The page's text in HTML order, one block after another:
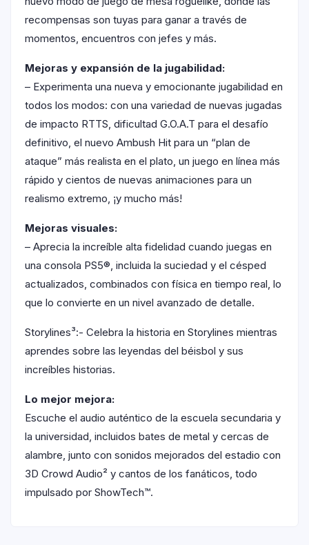
recompensas son tuyas para ganar a través de
momentos, encuentros con jefes y más.
Mejoras y expansión de la jugabilidad:
– Experimenta una nueva y emocionante jugabilidad en
todos los modos: con una variedad de nuevas jugadas
de impacto RTTS, dificultad G.O.A.T para el desafío
definitivo, el nuevo Ambush Hit para un “plan de
ataque” más realista en el plato, un juego en línea más
rápido y cientos de nuevas animaciones para un
realismo extremo, ¡y mucho más!
Mejoras visuales:
– Aprecia la increíble alta fidelidad cuando juegas en
una consola PS5®, incluida la suciedad y el césped
actualizados, combinados con física en tiempo real, lo
que lo convierte en un nivel avanzado de detalle.
Storylines³:- Celebra la historia en Storylines mientras
aprendes sobre las leyendas del béisbol y sus
increíbles historias.
Lo mejor mejora:
Escuche el audio auténtico de la escuela secundaria y
la universidad, incluidos bates de metal y cercas de
alambre, junto con sonidos mejorados del estadio con
3D Crowd Audio² y cantos de los fanáticos, todo
impulsado por ShowTech™.